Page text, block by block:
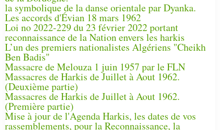
la symbolique de la danse orientale par Dyanka.
Les accords d'Évian 18 mars 1962
Loi no 2022-229 du 23 février 2022 portant
reconnaissance de la Nation envers les harkis
L’un des premiers nationalistes Algériens "Cheikh
Ben Badis"
Massacre de Melouza 1 juin 1957 par le FLN
Massacres de Harkis de Juillet à Aout 1962.
(Deuxième partie)
Massacres de Harkis de Juillet à Aout 1962.
(Première partie)
Mise à jour de l'Agenda Harkis, les dates de vos
rassemblements, pour la Reconnaissance, la